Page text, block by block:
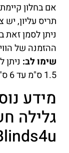
אם בחלון
תריס עליון,
ניתן לסמן
ההזמנה של
שימו לב:
1.5 ס"מ עד 6 ס"מ באמצעות האביזר.
מידע
גלילה